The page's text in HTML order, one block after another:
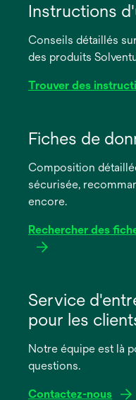
Instructions
Conseils détaillés
des produits
Trouver des
dans
nouvel
onglet
Fiches de
Composition
sécurisée,
encore.
Rechercher des
dans
nouvel
onglet
Service
pour les
Notre équipe est là
questions.
Contactez-nous